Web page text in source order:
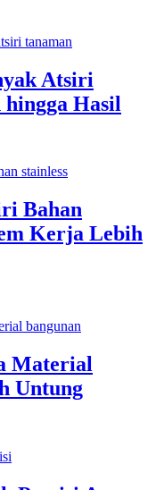
Atsiri
Hasil
Bahan
Kerja Lebih
Material
Untung